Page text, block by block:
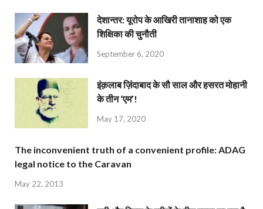
देशान्‍तर: यूरोप के आखिरी तानाशाह को एक
शिक्षिका की चुनौती
September 6, 2020
इंक़लाब ज़िंदाबाद के सौ साल और हसरत मोहानी
के तीन ‘एम’!
May 17, 2020
The inconvenient truth of a convenient profile: ADAG
legal notice to the Caravan
May 22, 2013